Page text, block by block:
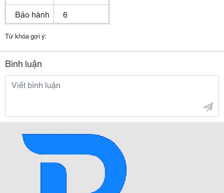
Bảo hành
6
Từ khóa gợi ý:
Bình luận